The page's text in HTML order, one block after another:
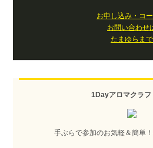
お申し込み・コ
お問い合わせ
たまゆらまで
1Dayアロマクラフ
手ぶらで参加のお気軽＆簡単